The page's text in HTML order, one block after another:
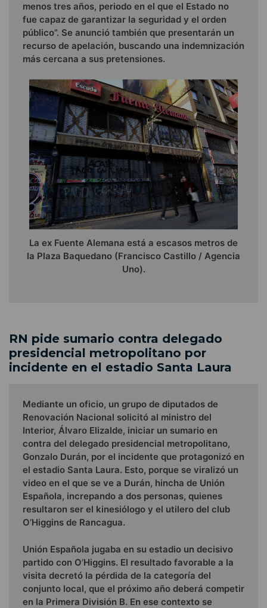
menos tres años, periodo en el que el Estado no
fue capaz de garantizar la seguridad y el orden
público”. Se anunció también que presentarán un
recurso de apelación, buscando una indemnización
más cercana a sus pretensiones.
La ex Fuente Alemana está a escasos metros de
la Plaza Baquedano (Francisco Castillo / Agencia
Uno).
RN pide sumario contra delegado
presidencial metropolitano por
incidente en el estadio Santa Laura
Mediante un oficio, un grupo de diputados de
Renovación Nacional solicitó al ministro del
Interior, Álvaro Elizalde, iniciar un sumario en
contra del delegado presidencial metropolitano,
Gonzalo Durán, por el incidente que protagonizó en
el estadio Santa Laura. Esto, porque se viralizó un
video en el que se ve a Durán, hincha de Unión
Española, increpando a dos personas, quienes
resultaron ser el kinesiólogo y el utilero del club
O’Higgins de Rancagua.
Unión Española jugaba en su estadio un decisivo
partido con O’Higgins. El resultado favorable a la
visita decretó la pérdida de la categoría del
conjunto local, que el próximo año deberá competir
en la Primera División B. En ese contexto se